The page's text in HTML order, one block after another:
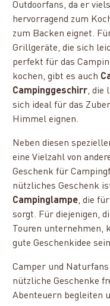
Outdoorfans, da er
hervorragend zum
zum Backen eignet.
Grillgeräte, die sich
perfekt für das
kochen, gibt es auch
Campinggeschirr, die
sich ideal für das
Himmel eignen.
Neben diesen
eine Vielzahl von
Geschenk für
nützliches Geschenk
Campinglampe, die
sorgt. Für diejenigen,
Touren unternehmen,
gute Geschenkidee
Camper und
nützliche Geschenke
Abenteuern begleiten